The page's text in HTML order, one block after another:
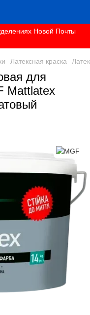
Новой Почты
Латексная краска
для
Mattlatex